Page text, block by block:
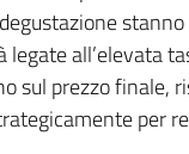
all’elevata
sul prezzo finale,
per